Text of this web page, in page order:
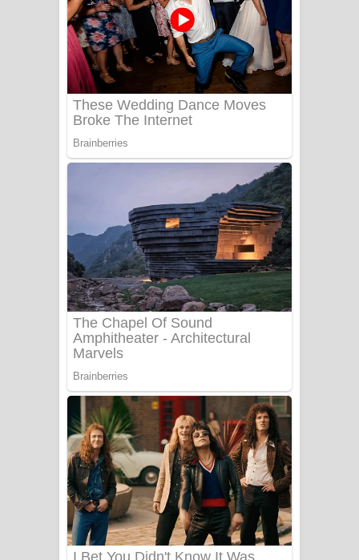
ගීතයේ පද පෙළ
Katakara Song Lyrics - කටකාර ගීතයේ
පද පෙළ
Tharu Yaye Dilena Song Lyrics - තරු
යායේ දිලෙනා ගීතයේ පද පෙළ
Ow Man Sosa Song Lyrics - ඔව් මං
සෝසා ගීතයේ පද පෙළ
Heavy Weight Song Lyrics
Aye Lanweela Song Lyrics - ආයේ
ලංවීලා ගීතයේ පද පෙළ
පුරන්නට ගීතයේ පද පෙළ
FEVER DREAM Lyrics - Alex Warren
BTS : Hooligan Lyrics
Apa Hamuwee Song Lyrics - අප හමුවී
ගීතයේ පද පෙළ